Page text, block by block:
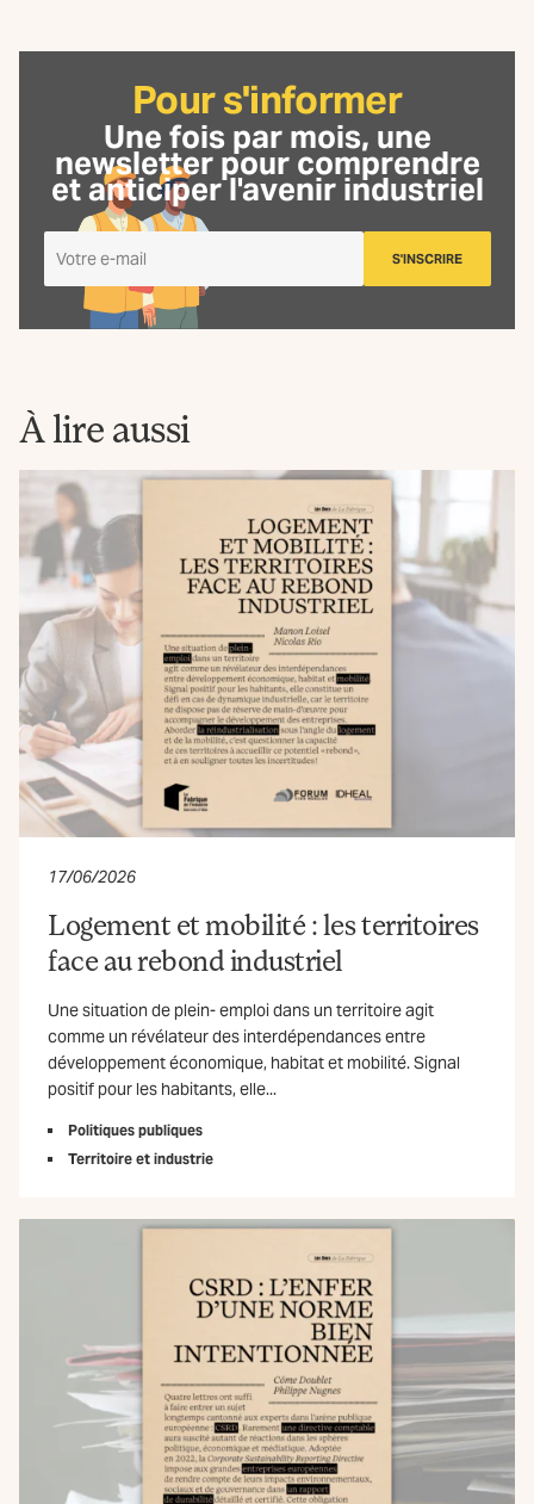
Pour s'informer
Une fois par mois, une
newsletterpour comprendre
et anticiper l'avenir industriel
m'inscris
à
S'INSCRIRE
À lire aussi
17/06/2026
Logement et mobilité : les territoires
face au rebond industriel
Une situation de plein- emploi dans un territoire agit
comme un révélateur des interdépendances entre
développement économique, habitat et mobilité. Signal
positif pour les habitants, elle...
Politiques publiques
Territoire et industrie